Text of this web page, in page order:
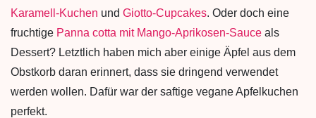
Karamell-Kuchen und Giotto-Cupcakes. Oder doch eine
fruchtige Panna cotta mit Mango-Aprikosen-Sauce als
Dessert? Letztlich haben mich aber einige Äpfel aus dem
Obstkorb daran erinnert, dass sie dringend verwendet
werden wollen. Dafür war der saftige vegane Apfelkuchen
perfekt.